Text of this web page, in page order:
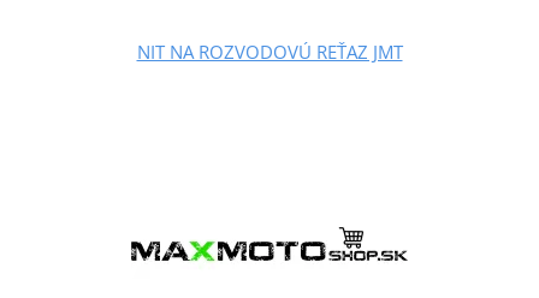
NIT NA ROZVODOVÚ REŤAZ JMT